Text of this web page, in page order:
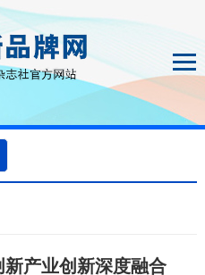
产业创新深度融合